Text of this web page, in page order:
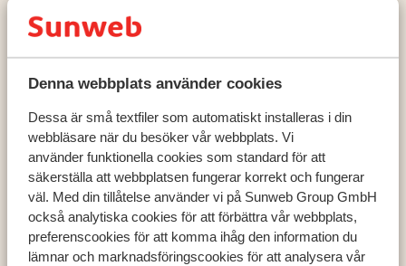
Denna webbplats använder cookies
Dessa är små textfiler som automatiskt installeras i din
webbläsare när du besöker vår webbplats. Vi
använder funktionella cookies som standard för att
säkerställa att webbplatsen fungerar korrekt och fungerar
väl. Med din tillåtelse använder vi på Sunweb Group GmbH
också analytiska cookies för att förbättra vår webbplats,
preferenscookies för att komma ihåg den information du
lämnar och marknadsföringscookies för att analysera vår
Hem Skidresor Österrike
Populära länder
Österrike
Frankrike
Andorra